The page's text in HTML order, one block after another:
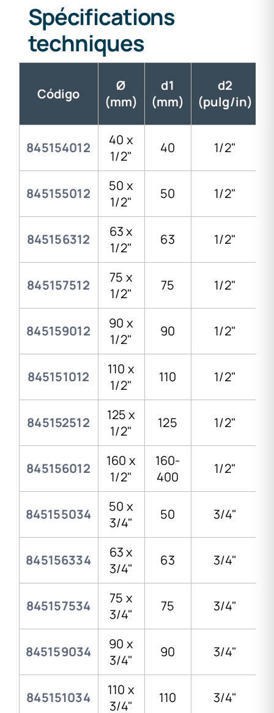
Spécifications
techniques
Código
Ø
(mm)
d1
(mm)
d2
(pulg/in)
845154012
40 x
1/2"
40 1/2"
845155012
50 x
1/2"
50 1/2"
845156312
63 x
1/2"
63 1/2"
845157512
75 x
1/2"
75 1/2"
845159012
90 x
1/2"
90 1/2"
845151012
110 x
1/2"
110 1/2"
845152512
125 x
1/2"
125 1/2"
845156012
160 x
1/2"
160-
400
1/2"
845155034
50 x
3/4"
50 3/4"
845156334
63 x
3/4"
63 3/4"
845157534
75 x
3/4"
75 3/4"
845159034
90 x
3/4"
90 3/4"
845151034
110 x
3/4"
110 3/4"